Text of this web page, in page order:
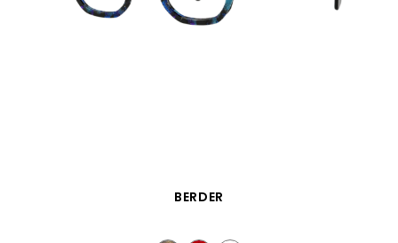
APERÇU RAPIDE
BERDER